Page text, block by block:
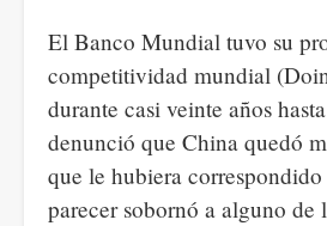
El Banco Mundial tuvo su
competitividad mundial
durante casi veinte años
denunció que China quedó
que le hubiera
parecer sobornó a alguno de